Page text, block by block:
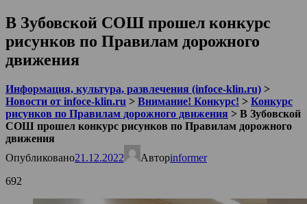
В Зубовской СОШ прошел конкурс
рисунков по Правилам дорожного
движения
Информация, культура, развлечения (infoce-klin.ru) >
Новости от infoce-klin.ru > Внимание! Конкурс! > Конкурс
рисунков по Правилам дорожного движения > В Зубовской
СОШ прошел конкурс рисунков по Правилам дорожного
движения
Опубликовано21.12.2022 Авторinformer
692